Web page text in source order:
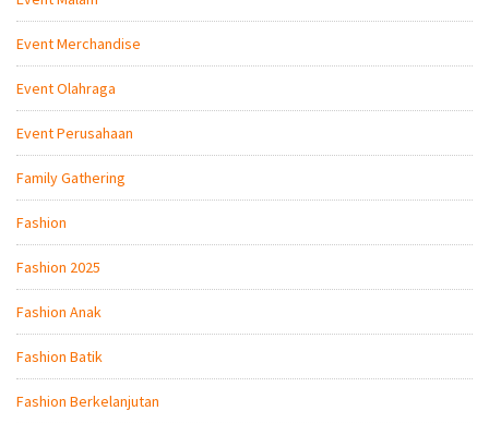
Event Merchandise
Event Olahraga
Event Perusahaan
Family Gathering
Fashion
Fashion 2025
Fashion Anak
Fashion Batik
Fashion Berkelanjutan